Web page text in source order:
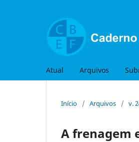
Atual Arquivos
Início / Arquivos / v.
A frenagem